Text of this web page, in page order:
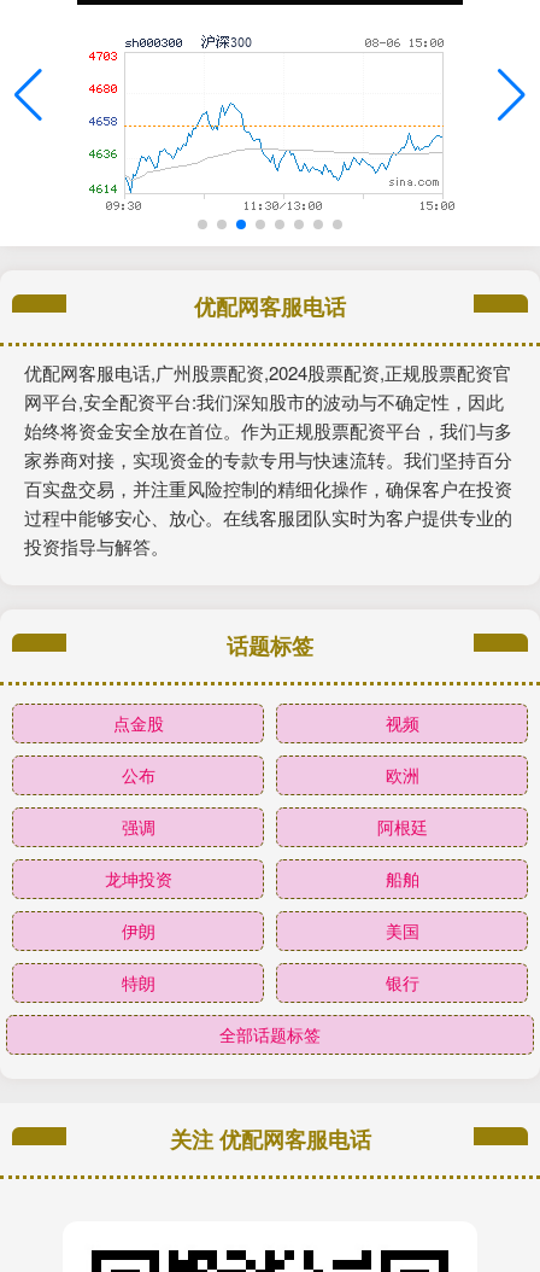
优配网客服电话
优配网客服电话,广州股票配资,2024股票配资,正规股票配资官
网平台,安全配资平台:我们深知股市的波动与不确定性，因此
始终将资金安全放在首位。作为正规股票配资平台，我们与多
家券商对接，实现资金的专款专用与快速流转。我们坚持百分
百实盘交易，并注重风险控制的精细化操作，确保客户在投资
过程中能够安心、放心。在线客服团队实时为客户提供专业的
投资指导与解答。
话题标签
点金股 视频
公布 欧洲
强调 阿根廷
龙坤投资 船舶
伊朗 美国
特朗 银行
全部话题标签
关注 优配网客服电话